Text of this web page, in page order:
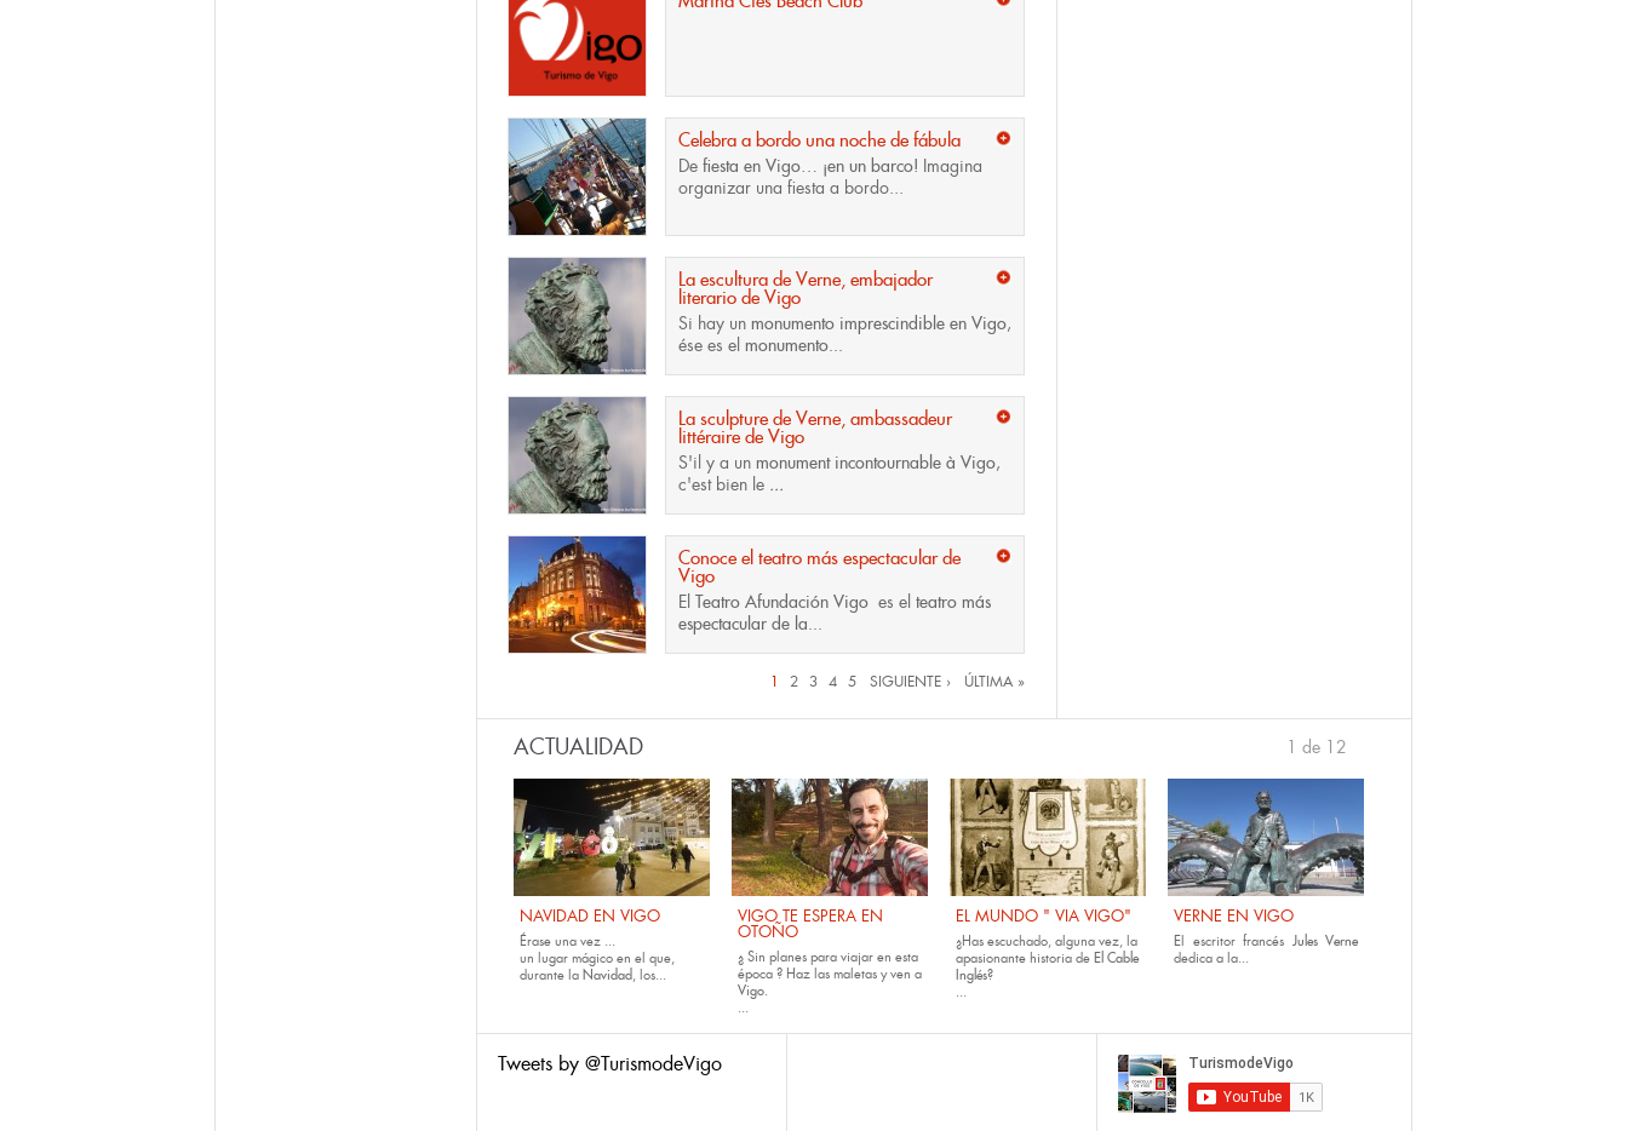
Celebra a bordo una noche de fábula
De fiesta en Vigo… ¡en un barco! Imagina
organizar una fiesta a bordo...
La escultura de Verne, embajador
literario de Vigo
Si hay un monumento imprescindible en Vigo,
ése es el monumento...
La sculpture de Verne, ambassadeur
littéraire de Vigo
S'il y a un monument incontournable à Vigo,
c'est bien le ...
Conoce el teatro más espectacular de
Vigo
El Teatro Afundación Vigo es el teatro más
espectacular de la...
1 2 3 4 5 SIGUIENTE › ÚLTIMA »
ACTUALIDAD
NAVIDAD EN VIGO
Érase una vez ...
un lugar mágico en el que,
durante la Navidad, los...
VIGO TE ESPERA EN
OTOÑO
¿ Sin planes para viajar en esta
época ? Haz las maletas y ven a
Vigo.
...
EL MUNDO " VIA VIGO"
¿Has escuchado, alguna vez, la
apasionante historia de El Cable
Inglés?
...
VERNE EN VIGO
E l escritor francés Jules Verne
dedica a la...
1 de 12
Tweets by @TurismodeVigo